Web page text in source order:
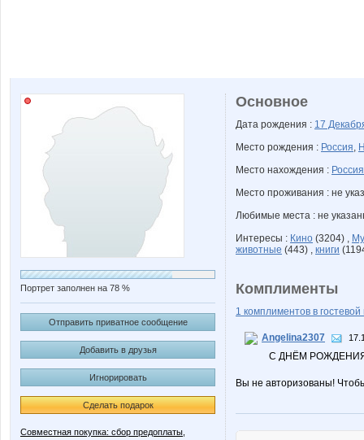
Портрет заполнен на 78 %
Отправить приватное сообщение
Добавить в друзья
Игнорировать
Сделать подарок
Совместная покупка: сбор предоплаты,
Основное
Дата рождения : 17
Место рождения : Россия,
Место нахождения : Россия
Место проживания : не
Любимые места : не
Интересы : Кино (3204) ,
животные (443) , книги
Комплименты
1 комплиментов в гостевой
Angelina2307
С ДНЁМ
Вы не авторизованы!